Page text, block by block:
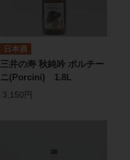
日本酒
三井の寿 秋純吟 ポルチー
ニ(Porcini) 1.8L
3,150円